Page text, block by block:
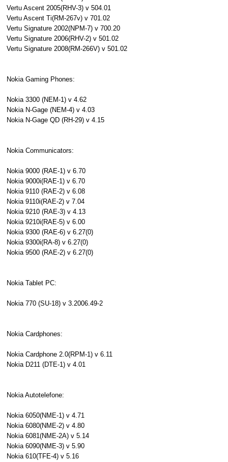
Vertu Ascent 2005(RHV-3) v 504.01
Vertu Ascent Ti(RM-267v) v 701.02
Vertu Signature 2002(NPM-7) v 700.20
Vertu Signature 2006(RHV-2) v 501.02
Vertu Signature 2008(RM-266V) v 501.02
Nokia Gaming Phones:
Nokia 3300 (NEM-1) v 4.62
Nokia N-Gage (NEM-4) v 4.03
Nokia N-Gage QD (RH-29) v 4.15
Nokia Communicators:
Nokia 9000 (RAE-1) v 6.70
Nokia 9000i(RAE-1) v 6.70
Nokia 9110 (RAE-2) v 6.08
Nokia 9110i(RAE-2) v 7.04
Nokia 9210 (RAE-3) v 4.13
Nokia 9210i(RAE-5) v 6.00
Nokia 9300 (RAE-6) v 6.27(0)
Nokia 9300i(RA-8) v 6.27(0)
Nokia 9500 (RAE-2) v 6.27(0)
Nokia Tablet PC:
Nokia 770 (SU-18) v 3.2006.49-2
Nokia Cardphones:
Nokia Cardphone 2.0(RPM-1) v 6.11
Nokia D211 (DTE-1) v 4.01
Nokia Autotelefone:
Nokia 6050(NME-1) v 4.71
Nokia 6080(NME-2) v 4.80
Nokia 6081(NME-2A) v 5.14
Nokia 6090(NME-3) v 5.90
Nokia 610(TFE-4) v 5.16